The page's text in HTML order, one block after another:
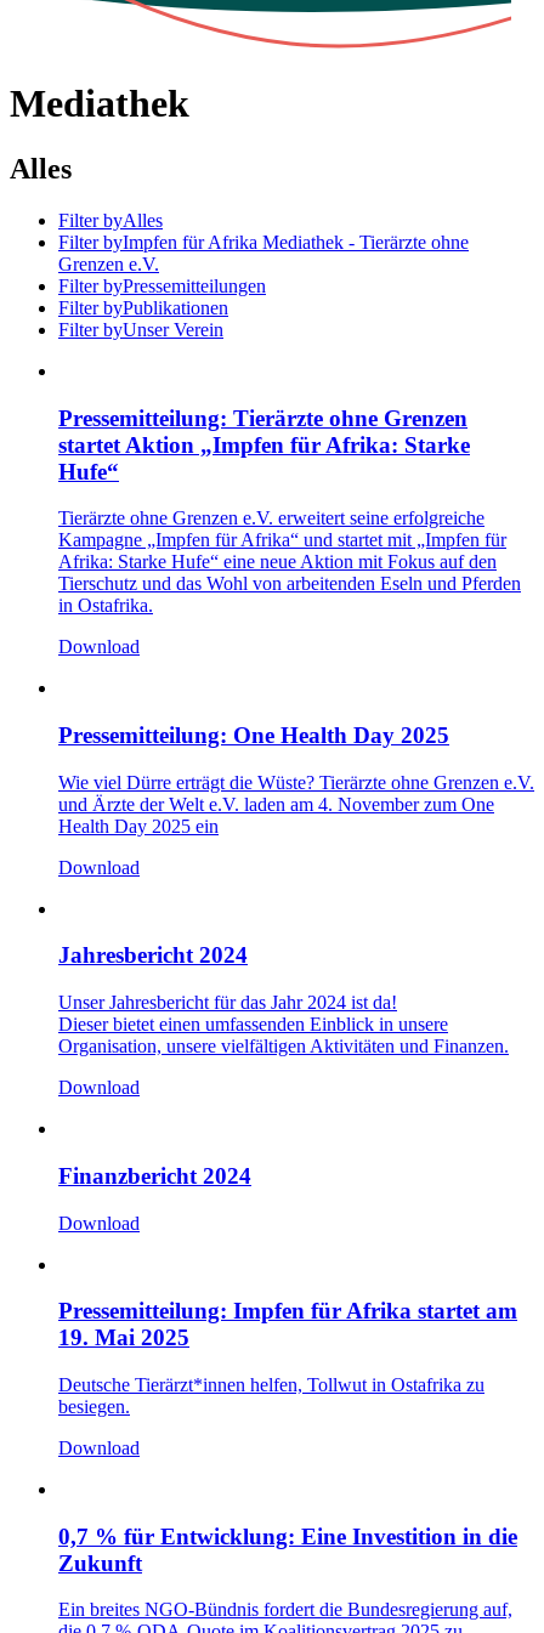
Mediathek
Alles
Filter byAlles
Filter byImpfen für Afrika Mediathek - Tierärzte ohne
Grenzen e.V.
Filter byPressemitteilungen
Filter byPublikationen
Filter byUnser Verein
Pressemitteilung: Tierärzte ohne Grenzen
startet Aktion „Impfen für Afrika: Starke
Hufe“
Tierärzte ohne Grenzen e.V. erweitert seine erfolgreiche
Kampagne „Impfen für Afrika“ und startet mit „Impfen für
Afrika: Starke Hufe“ eine neue Aktion mit Fokus auf den
Tierschutz und das Wohl von arbeitenden Eseln und Pferden
in Ostafrika.
Download
Pressemitteilung: One Health Day 2025
Wie viel Dürre erträgt die Wüste? Tierärzte ohne Grenzen e.V.
und Ärzte der Welt e.V. laden am 4. November zum One
Health Day 2025 ein
Download
Jahresbericht 2024
Unser Jahresbericht für das Jahr 2024 ist da!
Dieser bietet einen umfassenden Einblick in unsere
Organisation, unsere vielfältigen Aktivitäten und Finanzen.
Download
Finanzbericht 2024
Download
Pressemitteilung: Impfen für Afrika startet am
19. Mai 2025
Deutsche Tierärzt*innen helfen, Tollwut in Ostafrika zu
besiegen.
Download
0,7 % für Entwicklung: Eine Investition in die
Zukunft
Ein breites NGO-Bündnis fordert die Bundesregierung auf,